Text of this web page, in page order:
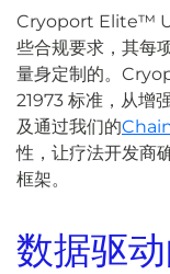
Cryoport Elite™
些合规要求，其每
量身定制的。
21973 标准，从增
及通过我们的
性，让疗法开发商
框架。
数据驱